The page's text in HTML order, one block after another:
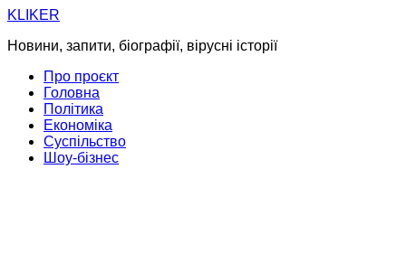
Skip
content
KLIKER
Новини, запити, біографії, вірусні історії
Про проєкт
Головна
Політика
Економіка
Суспільство
Шоу-бізнес